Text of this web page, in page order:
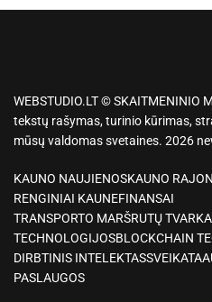
WEBSTUDIO.LT © SKAITMENINIO
tekstų rašymas, turinio kūrimas,
mūsų valdomas svetaines. 2026
KAUNO NAUJIENOSKAUNO
RENGINIAI KAUNEFINANSAI
TRANSPORTO MARŠRUTŲ
TECHNOLOGIJOSBLOCKCHAIN
DIRBTINIS INTELEKTASSVEIKATA
PASLAUGOS